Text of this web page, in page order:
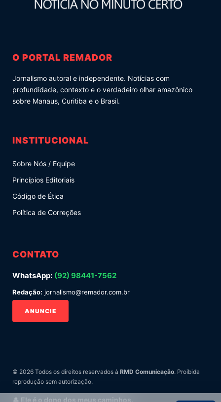
O PORTAL REMADOR
Jornalismo autoral e independente. Notícias com
profundidade, contexto e o verdadeiro olhar amazônico
sobre Manaus, Curitiba e o Brasil.
INSTITUCIONAL
Sobre Nós / Equipe
Princípios Editoriais
Código de Ética
Política de Correções
CONTATO
WhatsApp: (92) 98441-7562
Redação: jornalismo@remador.com.br
ANUNCIE
© 2026 Todos os direitos reservados à RMD Comunicação. Proibida
reprodução sem autorização.
🎩 Ele é o dono dos meus caminhos.